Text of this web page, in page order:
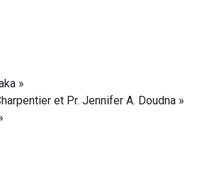
»
et Pr. Jennifer A. Doudna »